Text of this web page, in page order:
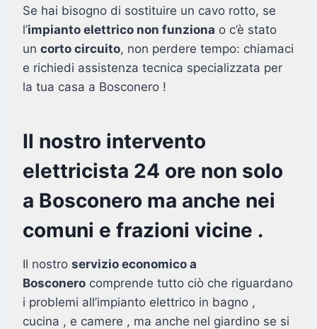
Se hai bisogno di sostituire un cavo rotto, se
l’impianto elettrico non funziona o c’è stato
un corto circuito, non perdere tempo: chiamaci
e richiedi assistenza tecnica specializzata per
la tua casa a Bosconero !
Il nostro intervento
elettricista 24 ore non solo
a Bosconero ma anche nei
comuni e frazioni vicine .
Il nostro servizio economico a
Bosconero comprende tutto ciò che riguardano
i problemi all’impianto elettrico in bagno ,
cucina , e camere , ma anche nel giardino se si